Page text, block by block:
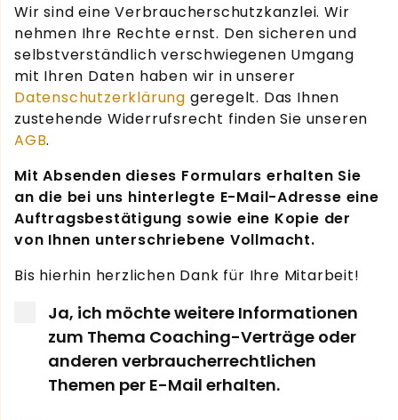
Wir sind eine Verbraucherschutzkanzlei. Wir
nehmen Ihre Rechte ernst. Den sicheren und
selbstverständlich verschwiegenen Umgang
mit Ihren Daten haben wir in unserer
Datenschutzerklärung geregelt. Das Ihnen
zustehende Widerrufsrecht finden Sie unseren
AGB.
Mit Absenden dieses Formulars erhalten Sie
an die bei uns hinterlegte E-Mail-Adresse eine
Auftragsbestätigung sowie eine Kopie der
von Ihnen unterschriebene Vollmacht.
Bis hierhin herzlichen Dank für Ihre Mitarbeit!
Ja, ich möchte weitere Informationen
zum Thema Coaching-Verträge oder
anderen verbraucherrechtlichen
Themen per E-Mail erhalten.